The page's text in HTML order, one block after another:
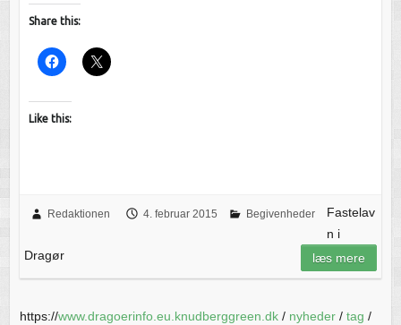
Share this:
Like this:
Redaktionen 4. februar 2015 Begivenheder
Fastelav
n i
Dragør
læs mere
https://www.dragoerinfo.eu.knudberggreen.dk/ nyheder/ tag /